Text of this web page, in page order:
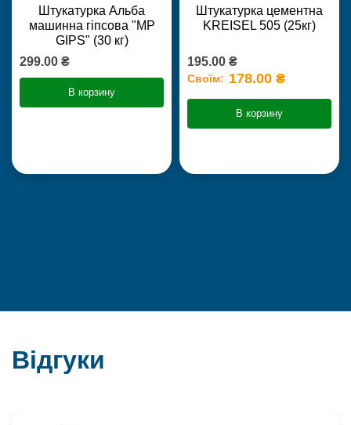
Штукатурка Альба
машинна гіпсова "MP
GIPS" (30 кг)
299.00 ₴
В корзину
Штукатурка цементна
KREISEL 505 (25кг)
195.00 ₴
Своїм: 178.00 ₴
В корзину
Відгуки